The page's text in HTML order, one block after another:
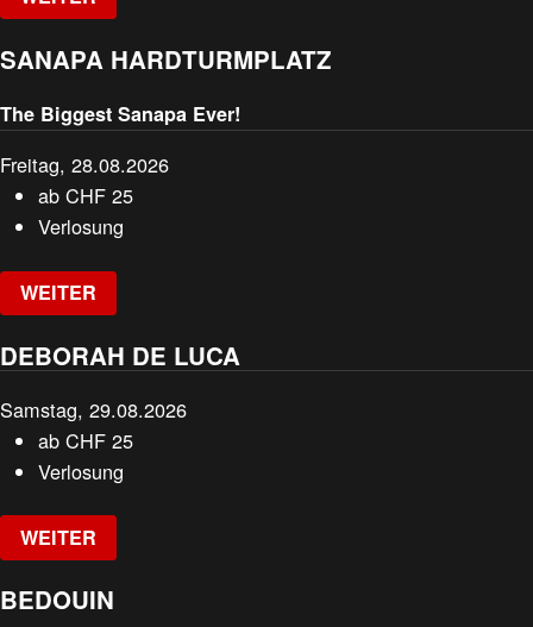
SANAPA HARDTURMPLATZ
The Biggest Sanapa Ever!
Freitag, 28.08.2026
abCHF 25
Verlosung
WEITER
DEBORAH DE LUCA
Samstag, 29.08.2026
abCHF 25
Verlosung
WEITER
BEDOUIN